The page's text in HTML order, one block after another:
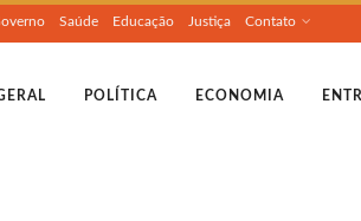
Saúde Educação Justiça Contato
POLÍTICA ECONOMIA